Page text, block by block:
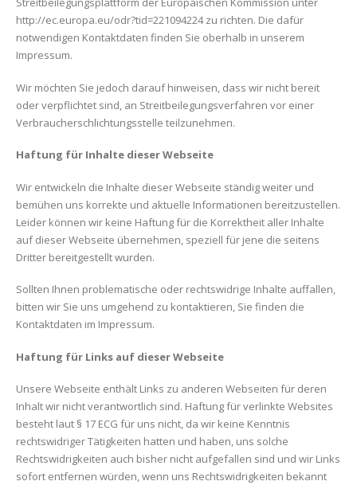
http://ec.europa.eu/odr?tid=221094224 zu richten. Die dafür
notwendigen Kontaktdaten finden Sie oberhalb in unserem
Impressum.
Wir möchten Sie jedoch darauf hinweisen, dass wir nicht bereit
oder verpflichtet sind, an Streitbeilegungsverfahren vor einer
Verbraucherschlichtungsstelle teilzunehmen.
Haftung für Inhalte dieser Webseite
Wir entwickeln die Inhalte dieser Webseite ständig weiter und
bemühen uns korrekte und aktuelle Informationen bereitzustellen.
Leider können wir keine Haftung für die Korrektheit aller Inhalte
auf dieser Webseite übernehmen, speziell für jene die seitens
Dritter bereitgestellt wurden.
Sollten Ihnen problematische oder rechtswidrige Inhalte auffallen,
bitten wir Sie uns umgehend zu kontaktieren, Sie finden die
Kontaktdaten im Impressum.
Haftung für Links auf dieser Webseite
Unsere Webseite enthält Links zu anderen Webseiten für deren
Inhalt wir nicht verantwortlich sind. Haftung für verlinkte Websites
besteht laut § 17 ECG für uns nicht, da wir keine Kenntnis
rechtswidriger Tätigkeiten hatten und haben, uns solche
Rechtswidrigkeiten auch bisher nicht aufgefallen sind und wir Links
sofort entfernen würden, wenn uns Rechtswidrigkeiten bekannt